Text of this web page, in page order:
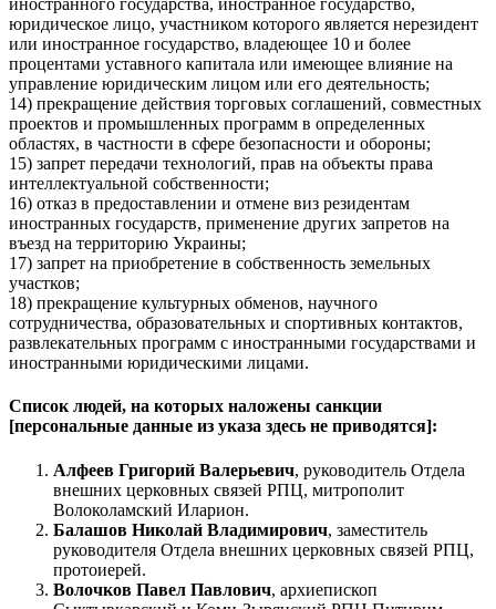
иностранного государства, иностранное государство,
юридическое лицо, участником которого является нерезидент
или иностранное государство, владеющее 10 и более
процентами уставного капитала или имеющее влияние на
управление юридическим лицом или его деятельность;
14) прекращение действия торговых соглашений, совместных
проектов и промышленных программ в определенных
областях, в частности в сфере безопасности и обороны;
15) запрет передачи технологий, прав на объекты права
интеллектуальной собственности;
16) отказ в предоставлении и отмене виз резидентам
иностранных государств, применение других запретов на
въезд на территорию Украины;
17) запрет на приобретение в собственность земельных
участков;
18) прекращение культурных обменов, научного
сотрудничества, образовательных и спортивных контактов,
развлекательных программ с иностранными государствами и
иностранными юридическими лицами.
Список людей, на которых наложены санкции
[персональные данные из указа здесь не приводятся]:
Алфеев Григорий Валерьевич, руководитель Отдела
внешних церковных связей РПЦ, митрополит
Волоколамский Иларион.
Балашов Николай Владимирович, заместитель
руководителя Отдела внешних церковных связей РПЦ,
протоиерей.
Волочков Павел Павлович, архиепископ